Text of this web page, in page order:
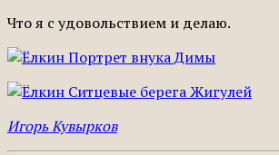
Что я с удовольствием и делаю.
Игорь Кувырков